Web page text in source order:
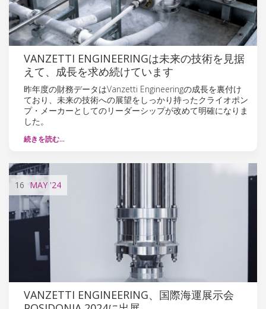
VANZETTI ENGINEERINGは未来の技術を見据
えて、成長を求め続けています
昨年度の財務データはVanzetti Engineeringの成長を裏付け
ており、未来の技術への展望をしっかり持ったクライオポン
プ・メーカーとしてのリーダーシップが改めて明確になりま
した。
続きを読む…
16 MAY '24
VANZETTI ENGINEERING、国際海運展示会